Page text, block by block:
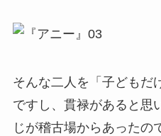
そんな二人を「子どもだ
ですし、貫禄があると思
じが稽古場からあったの